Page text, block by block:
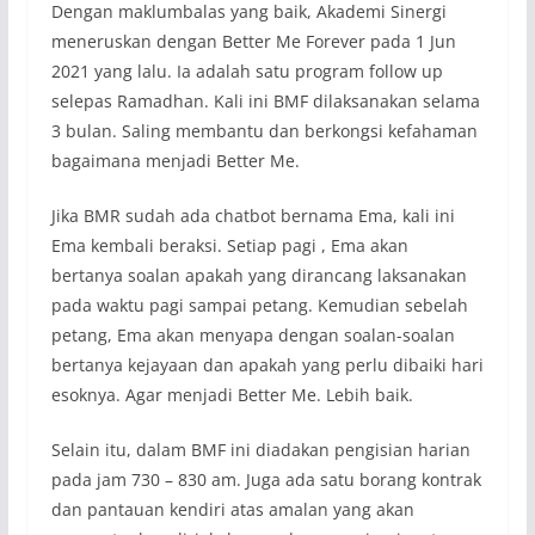
Dengan maklumbalas yang baik, Akademi Sinergi
meneruskan dengan Better Me Forever pada 1 Jun
2021 yang lalu. Ia adalah satu program follow up
selepas Ramadhan. Kali ini BMF dilaksanakan selama
3 bulan. Saling membantu dan berkongsi kefahaman
bagaimana menjadi Better Me.
Jika BMR sudah ada chatbot bernama Ema, kali ini
Ema kembali beraksi. Setiap pagi , Ema akan
bertanya soalan apakah yang dirancang laksanakan
pada waktu pagi sampai petang. Kemudian sebelah
petang, Ema akan menyapa dengan soalan-soalan
bertanya kejayaan dan apakah yang perlu dibaiki hari
esoknya. Agar menjadi Better Me. Lebih baik.
Selain itu, dalam BMF ini diadakan pengisian harian
pada jam 730 – 830 am. Juga ada satu borang kontrak
dan pantauan kendiri atas amalan yang akan